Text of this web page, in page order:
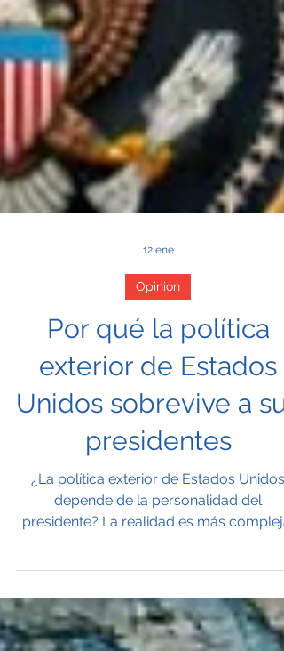
12 ene
Opinión
Por qué la política
exterior de Estados
Unidos sobrevive a sus
presidentes
presidente? La realidad es más
En este análisis, Ahmed Fathi explica